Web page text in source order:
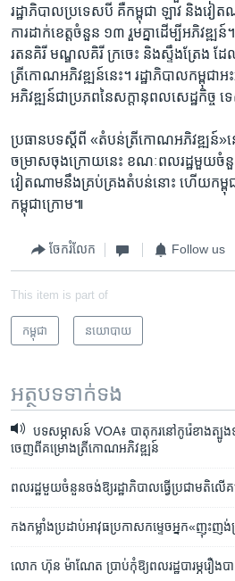
រដ្ឋាភិបាល​ប្រទេស​បី​ គឺ​កម្ពុជា ​ឡាវ​ និង​វៀត
ការ​ដាក់​ខេត្ត​ចំនួន​ ១៣ ​រួម​គ្នា​ដើម្បី​អភិវឌ្ឍ
រតនគិរី ​មណ្ឌល​គិរី​ ក្រចេះ ​និង​ស្ទឹងត្រែង ​ដ
ត្រីកោណ​អភិវឌ្ឍន៍​នេះ។​ រដ្ឋាភិបាល​កម្ពុជា​
អភិវឌ្ឍន៍​ជា​ប្រភព​នៃ​សក្តា​នុពល​សេដ្ឋ​កិច្ច
ប្រធាន​បទ​ស្តីពី ​«តំបន់​ត្រីកោណ​អភិវឌ្ឍន៍»​
ចម្រាស​ចុង​ក្រោយ​នេះ ​ខណៈ​ពលរដ្ឋ​មួយ​ចំនួន​
វៀតណាម​នឹង​គ្រប់គ្រង​តំបន់​នោះ ​ហើយ​កម្ពុ
កម្ពុជា​ក្រោម៕
ចែករំលែក Follow us
This item is part of
កម្ពុជា នយោបាយ
អត្ថបទ​ទាក់ទង
បទសម្ភាសន៍ VOA៖ បាតុករ​នៅ​កូរ៉េខាងត្បូង​ទ
ចេញ​ពី​គម្រោង​ត្រីកោណ​អភិវឌ្ឍន៍
ពលរដ្ឋ​មួយ​ចំនួន​ចង់​ឱ្យ​រដ្ឋាភិបាល​ធ្វើ​ប្រជា​មតិ​លើ​
កង​កម្លាំង​ប្រដាប់​អាវុធ​ប្រកាស​កម្ទេច​អ្នក​«ញុះញង់​
លោក ​ហ៊ុន ម៉ាណែត​ ប្រាប់​កុំ​ឱ្យ​ពលរដ្ឋ​បារម្ភ​រឿង​